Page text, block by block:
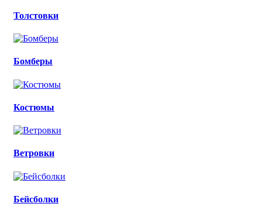
Толстовки
Бомберы
Костюмы
Ветровки
Бейсболки